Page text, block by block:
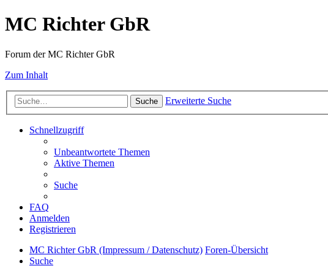
MC Richter GbR
Forum der MC Richter GbR
Zum Inhalt
Suche Erweiterte Suche
Schnellzugriff
Unbeantwortete Themen
Aktive Themen
Suche
FAQ
Anmelden
Registrieren
MC Richter GbR (Impressum / Datenschutz) Foren-Übersicht
Suche